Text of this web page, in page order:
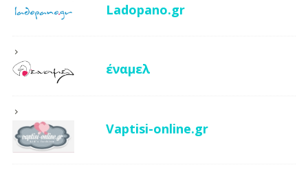
Ladopano.gr
έναμελ
Vaptisi-online.gr